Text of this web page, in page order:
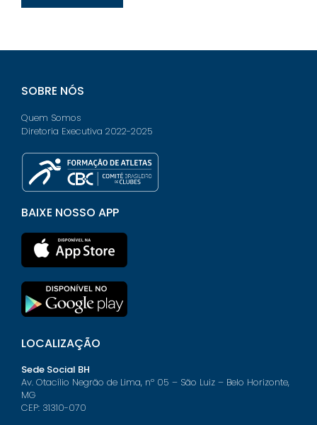
SOBRE NÓS
Quem Somos
Diretoria Executiva 2022-2025
BAIXE NOSSO APP
LOCALIZAÇÃO
Sede Social BH
Av. Otacílio Negrão de Lima, nº 05 – São Luiz – Belo Horizonte,
MG
CEP: 31310-070